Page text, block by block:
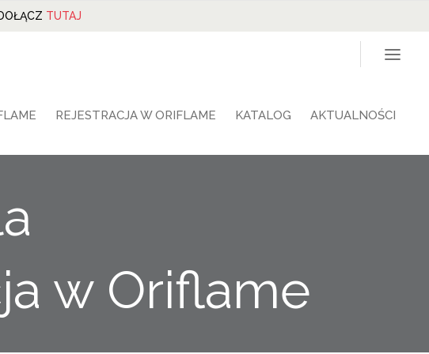
TUTAJ
REJESTRACJA W ORIFLAME KATALOG AKTUALNOŚCI
w Oriflame